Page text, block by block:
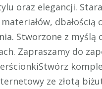
oraz elegancji.
dbałością
Stworzone z myślą
Zapraszamy do
ze złotą